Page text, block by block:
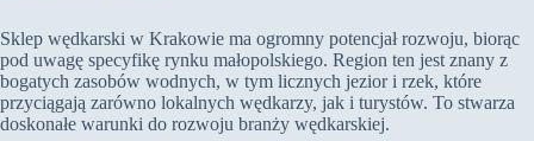
Sklep wędkarski w Krakowie ma ogromny potencjał rozwoju, biorąc
pod uwagę specyfikę rynku małopolskiego. Region ten jest znany z
bogatych zasobów wodnych, w tym licznych jezior i rzek, które
przyciągają zarówno lokalnych wędkarzy, jak i turystów. To stwarza
doskonałe warunki do rozwoju branży wędkarskiej.